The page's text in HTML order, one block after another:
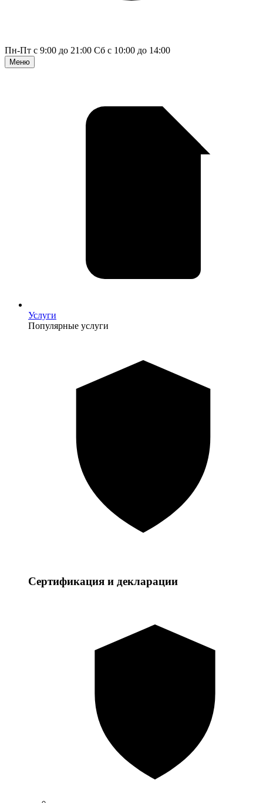
Пн-Пт с 9:00 до 21:00 Сб с 10:00 до 14:00
Меню
Услуги
Популярные услуги
Сертификация и декларации